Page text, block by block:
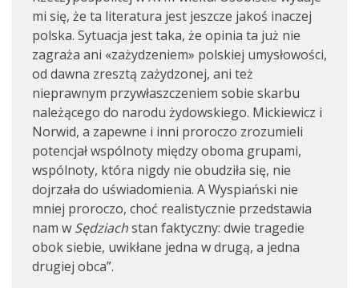
mi się, że ta literatura jest jeszcze jakoś inaczej
polska. Sytuacja jest taka, że opinia ta już nie
zagraża ani «zażydzeniem» polskiej umysłowości,
od dawna zresztą zażydzonej, ani też
nieprawnym przywłaszczeniem sobie skarbu
należącego do narodu żydowskiego. Mickiewicz i
Norwid, a zapewne i inni proroczo zrozumieli
potencjał wspólnoty między oboma grupami,
wspólnoty, która nigdy nie obudziła się, nie
dojrzała do uświadomienia. A Wyspiański nie
mniej proroczo, choć realistycznie przedstawia
nam w Sędziachstan faktyczny: dwie tragedie
obok siebie, uwikłane jedna w drugą, a jedna
drugiej obca”.